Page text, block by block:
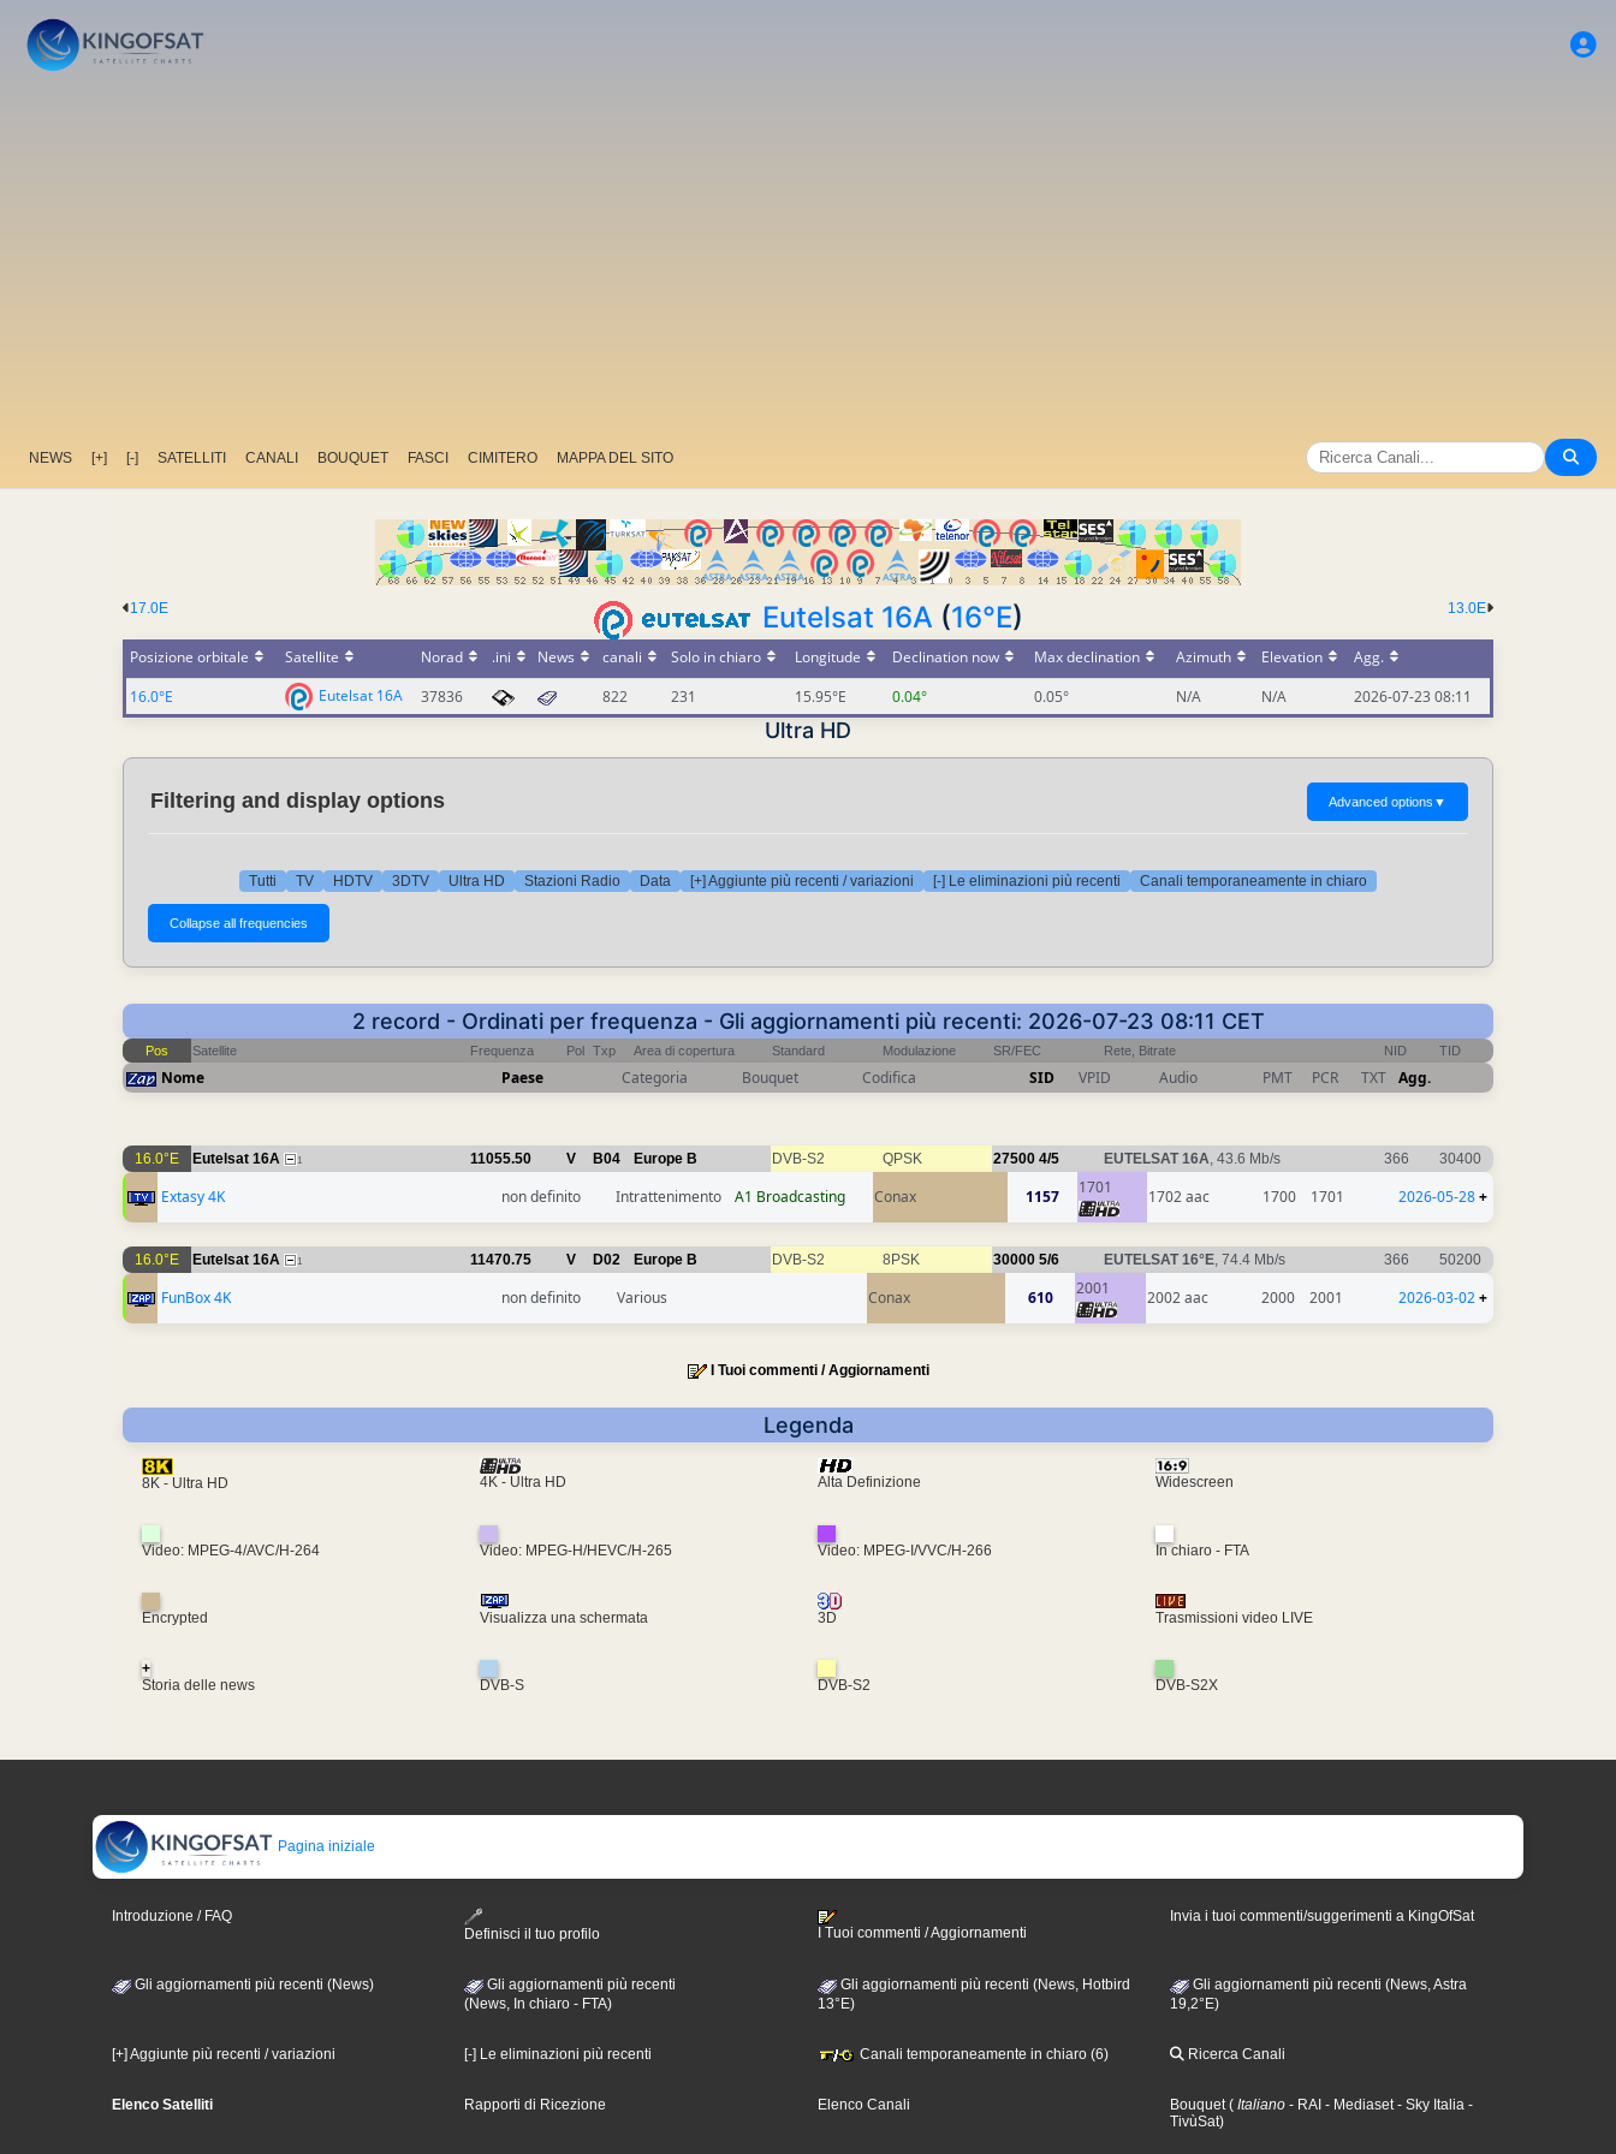
NEWS [+] [-] SATELLITI CANALI BOUQUET FASCI CIMITERO MAPPA DEL SITO
13.0E
17.0E Eutelsat 16A (16°E)
Posizione orbitale Satellite Norad .ini News canali Solo in chiaro Longitude Declination now Max declination Azimuth Elevation
Agg.
16.0°E
Eutelsat 16A 37836 822 231 15.95°E 0.04° 0.05° N/A N/A 2026-07-23 08:11
Ultra HD
Filtering and display options Advanced options ▼
Tutti TV HDTV 3DTV Ultra HD Stazioni Radio Data [+] Aggiunte più recenti / variazioni [-] Le eliminazioni più recenti Canali temporaneamente in chiaro
2 record - Ordinati per frequenza - Gli aggiornamenti più recenti: 2026-07-23 08:11 CET
Pos Satellite Frequenza Pol Txp Area di copertura Standard Modulazione SR/FEC Rete, Bitrate NID TID
Nome Paese Categoria Bouquet Codifica SID VPID Audio PMT PCR TXT Agg.
16.0°E Eutelsat 16A 1 11055.50 V B04 Europe B DVB-S2 QPSK 27500 4/5 EUTELSAT 16A , 43.6 Mb/s 366 30400
Extasy 4K non definito Intrattenimento A1 Broadcasting Conax 1157 1701 1702 aac 1700 1701 2026-05-28+
16.0°E Eutelsat 16A 1 11470.75 V D02 Europe B DVB-S2 8PSK 30000 5/6 EUTELSAT 16°E , 74.4 Mb/s 366 50200
FunBox 4K non definito Various Conax 610 2001 2002 aac 2000 2001 2026-03-02+
I Tuoi commenti / Aggiornamenti
Legenda
8K - Ultra HD 4K - Ultra HD Alta Definizione Widescreen
Video: MPEG-4/AVC/H-264 Video: MPEG-H/HEVC/H-265 Video: MPEG-I/VVC/H-266 In chiaro - FTA
Encrypted Visualizza una schermata 3D Trasmissioni video LIVE
+
Storia delle news
DVB-S DVB-S2 DVB-S2X
Pagina iniziale
Introduzione / FAQ
Definisci il tuo profilo
I Tuoi commenti / Aggiornamenti
Invia i tuoi commenti/suggerimenti a KingOfSat
Gli aggiornamenti più recenti (News)
Gli aggiornamenti più recenti
(News, In chiaro - FTA)
Gli aggiornamenti più recenti (News, Hotbird
13°E)
Gli aggiornamenti più recenti (News, Astra
19,2°E)
[+] Aggiunte più recenti / variazioni [-] Le eliminazioni più recenti Canali temporaneamente in chiaro (6) Ricerca Canali
Elenco Satelliti Rapporti di Ricezione Elenco Canali Bouquet( Italiano - RAI - Mediaset- Sky Italia -
TivùSat)